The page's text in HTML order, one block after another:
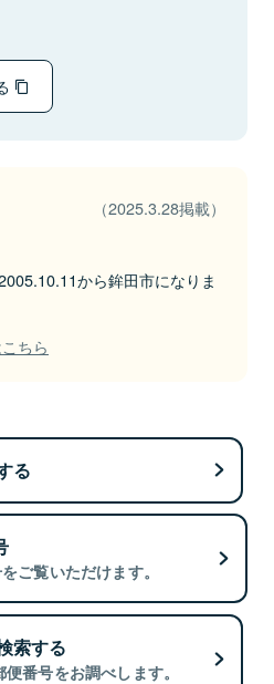
（2025.3.28掲載）
から鉾田市になりま
ちら
る
ご覧いただけます。
索する
番号をお調べします。